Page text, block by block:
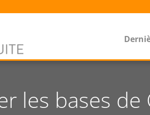
les bases de